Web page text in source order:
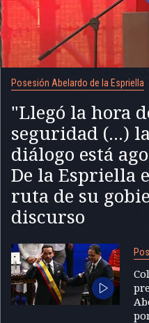
Posesión Abelardo de la Espriella
"Llegó la hora
seguridad (...)
diálogo está
De la Espriella
ruta de su
discurso